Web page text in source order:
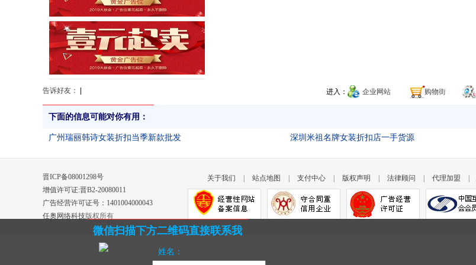
告诉好友： 进入： 企业网站 购物街
微信扫描下方二维码直接联系我
姓名：
下面的信息可能对你有用：
广州瑞丽韩诗女装折扣当季新款批发 深圳米祖名牌女装折扣店一手货源
晋ICP备08001298号
增值许可证:晋B2-20080011
广告经营许可证号：1401004000043
任奥网络科技版权所有
关于我们 站点地图 支付中心 版权声明 法律顾问 代理加盟